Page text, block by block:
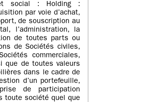
social : Holding :
par voie d’achat,
de souscription au
l’administration, la
de toutes parts ou
de Sociétés civiles,
commerciales,
que de toutes valeurs
dans le cadre de
d’un portefeuille,
de participation
toute société quel que